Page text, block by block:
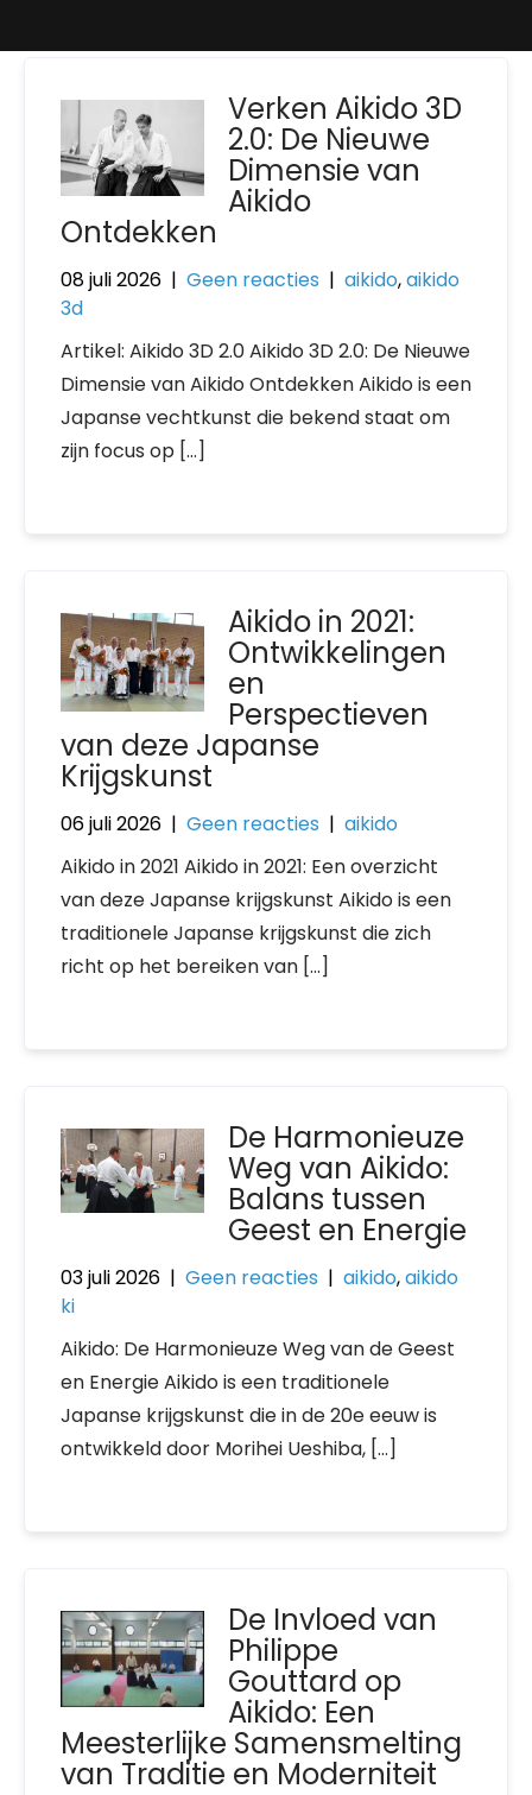
Verken Aikido 3D
2.0: De Nieuwe
Dimensie van
Aikido
Ontdekken
08 juli 2026 | Geen reacties | aikido,aikido
3d
Artikel: Aikido 3D 2.0 Aikido 3D 2.0: De Nieuwe
Dimensie van Aikido Ontdekken Aikido is een
Japanse vechtkunst die bekend staat om
zijn focus op […]
Aikido in 2021:
Ontwikkelingen
en
Perspectieven
van deze Japanse
Krijgskunst
06 juli 2026 | Geen reacties | aikido
Aikido in 2021 Aikido in 2021: Een overzicht
van deze Japanse krijgskunst Aikido is een
traditionele Japanse krijgskunst die zich
richt op het bereiken van […]
De Harmonieuze
Weg van Aikido:
Balans tussen
Geest en Energie
03 juli 2026 | Geen reacties | aikido,aikido
ki
Aikido: De Harmonieuze Weg van de Geest
en Energie Aikido is een traditionele
Japanse krijgskunst die in de 20e eeuw is
ontwikkeld door Morihei Ueshiba, […]
De Invloed van
Philippe
Gouttard op
Aikido: Een
Meesterlijke Samensmelting
van Traditie en Moderniteit